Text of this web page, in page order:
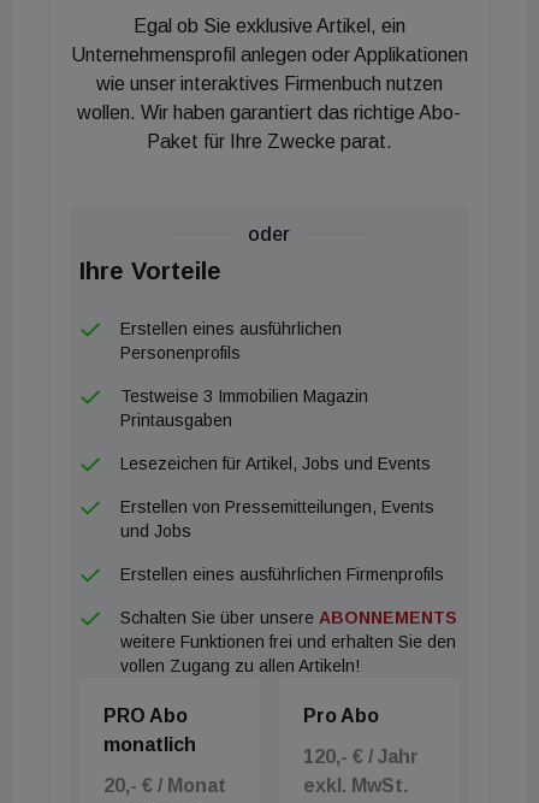
Egal ob Sie exklusive Artikel, ein
Unternehmensprofil anlegen oder Applikationen
wie unser interaktives Firmenbuch nutzen
wollen. Wir haben garantiert das richtige Abo-
Paket für Ihre Zwecke parat.
oder
Ihre Vorteile
Erstellen eines ausführlichen
Personenprofils
Testweise 3 Immobilien Magazin
Printausgaben
Lesezeichen für Artikel, Jobs und Events
Erstellen von Pressemitteilungen, Events
und Jobs
Erstellen eines ausführlichen Firmenprofils
Schalten Sie über unsere ABONNEMENTS
weitere Funktionen frei und erhalten Sie den
vollen Zugang zu allen Artikeln!
PRO Abo
monatlich
20,- € / Monat
Pro Abo
120,- € / Jahr
exkl. MwSt.